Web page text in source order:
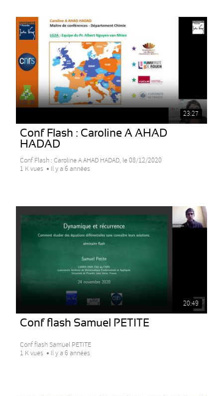
23:27
Conf Flash : Caroline A AHAD
HADAD
Conf Flash : Caroline A AHAD HADAD, le 08/12/2020
1 K vues
Il y a 6 années
20:49
Conf flash Samuel PETITE
Conf flash Samuel PETITE
1 K vues
Il y a 6 années